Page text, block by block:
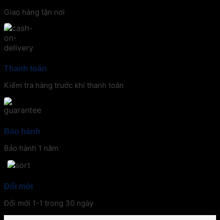
Giao hàng tận nơi
Thanh toán
Kiểm tra hàng trước khi thanh toán
Bảo hành
Bảo hành 1 năm
Đổi mới
Đổi mới 1-1 trong 30 ngày